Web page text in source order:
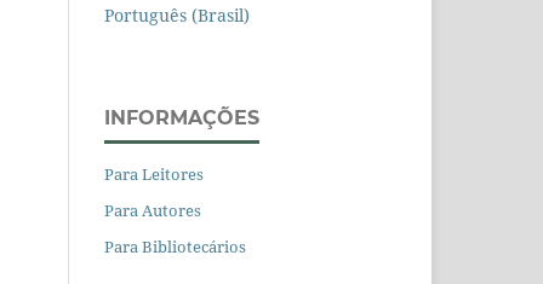
Português (Brasil)
INFORMAÇÕES
Para Leitores
Para Autores
Para Bibliotecários